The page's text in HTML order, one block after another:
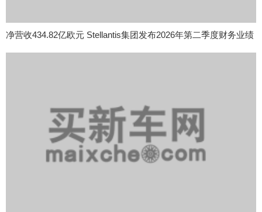
净营收434.82亿欧元 Stellantis集团发布2026年第二季度财务业绩